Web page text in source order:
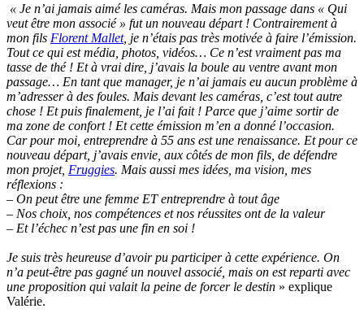
« Je n’ai jamais aimé les caméras. Mais mon passage dans « Qui
veut être mon associé » fut un nouveau départ ! Contrairement à
mon fils Florent Mallet, je n’étais pas très motivée à faire l’émission.
Tout ce qui est média, photos, vidéos… Ce n’est vraiment pas ma
tasse de thé ! Et à vrai dire, j’avais la boule au ventre avant mon
passage… En tant que manager, je n’ai jamais eu aucun problème à
m’adresser à des foules. Mais devant les caméras, c’est tout autre
chose ! Et puis finalement, je l’ai fait ! Parce que j’aime sortir de
ma zone de confort ! Et cette émission m’en a donné l’occasion.
Car pour moi, entreprendre à 55 ans est une renaissance. Et pour ce
nouveau départ, j’avais envie, aux côtés de mon fils, de défendre
mon projet, Fruggies. Mais aussi mes idées, ma vision, mes
réflexions :
– On peut être une femme ET entreprendre à tout âge
– Nos choix, nos compétences et nos réussites ont de la valeur
– Et l’échec n’est pas une fin en soi !
Je suis très heureuse d’avoir pu participer à cette expérience. On
n’a peut-être pas gagné un nouvel associé, mais on est reparti avec
une proposition qui valait la peine de forcer le destin » explique
Valérie.